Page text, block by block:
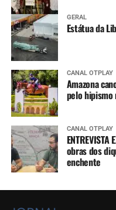
GERAL
Estátua da
CANAL OTPLAY
Amazona
pelo hipismo
CANAL OTPLAY
obras dos
enchente